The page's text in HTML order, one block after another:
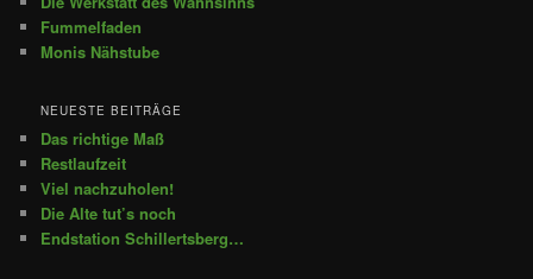
Fummelfaden
Monis Nähstube
NEUESTE BEITRÄGE
Das richtige Maß
Restlaufzeit
Viel nachzuholen!
Die Alte tut’s noch
Endstation Schillertsberg…